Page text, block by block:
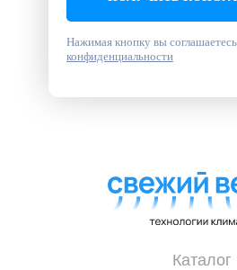
Нажимая кнопку вы
конфиденциальности
Каталог